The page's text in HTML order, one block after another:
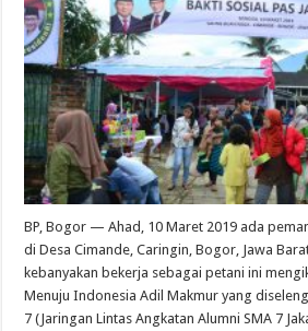
BP, Bogor — Ahad, 10 Maret 2019 ada
di Desa Cimande, Caringin, Bogor, Jawa
kebanyakan bekerja sebagai petani ini
Menuju Indonesia Adil Makmur yang
7 (Jaringan Lintas Angkatan Alumni SMA 7